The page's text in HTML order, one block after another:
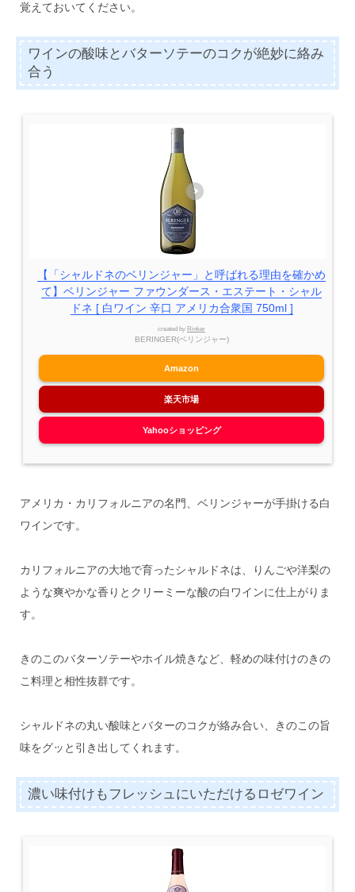
覚えておいてください。
ワインの酸味とバターソテーのコクが絶妙に絡み
合う
【「シャルドネのベリンジャー」と呼ばれる理由を確かめ
て】ベリンジャー ファウンダース・エステート・シャル
ドネ [ 白ワイン 辛口 アメリカ合衆国 750ml ]
created by Rinker
BERINGER(ベリンジャー)
Amazon
楽天市場
Yahooショッピング
アメリカ・カリフォルニアの名門、ベリンジャーが手掛ける白
ワインです。
カリフォルニアの大地で育ったシャルドネは、りんごや洋梨の
ような爽やかな香りとクリーミーな酸の白ワインに仕上がりま
す。
きのこのバターソテーやホイル焼きなど、軽めの味付けのきの
こ料理と相性抜群です。
シャルドネの丸い酸味とバターのコクが絡み合い、きのこの旨
味をグッと引き出してくれます。
濃い味付けもフレッシュにいただけるロゼワイン